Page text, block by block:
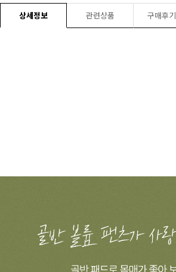
상세정보 관련상품 구매후기